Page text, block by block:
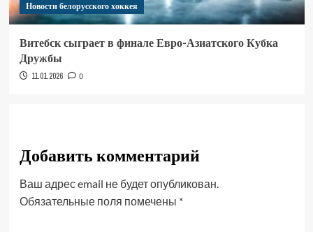
Новости белорусского хоккея
Витебск сыграет в финале Евро-Азиатского Кубка
Дружбы
11.01.2026 0
Добавить комментарий
Ваш адрес email не будет опубликован.
Обязательные поля помечены *